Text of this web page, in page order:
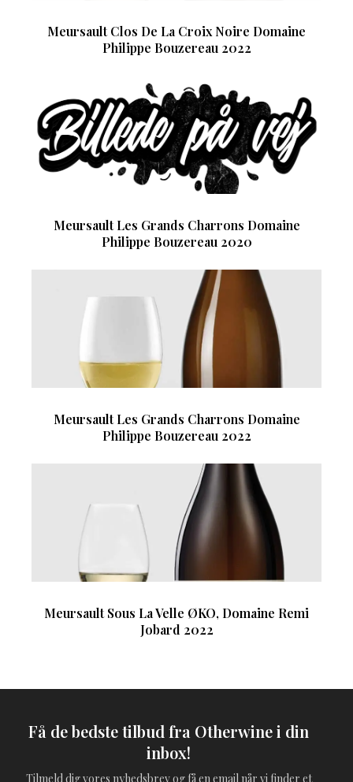
Meursault Clos De La Croix Noire Domaine
Philippe Bouzereau 2022
Meursault Les Grands Charrons Domaine
Philippe Bouzereau 2020
Meursault Les Grands Charrons Domaine
Philippe Bouzereau 2022
Meursault Sous La Velle ØKO, Domaine Remi
Jobard 2022
Få de bedste tilbud fra Otherwine i din
inbox!
Tilmeld dig vores nyhedsbrev og få en email når vi finder et